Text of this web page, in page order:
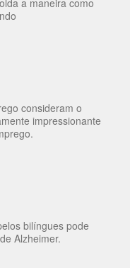
a maneira como
consideram o
impressionante
bilíngues pode